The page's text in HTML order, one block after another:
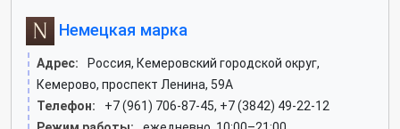
Немецкая марка
Адрес:
Россия, Кемеровский городской округ,
Кемерово, проспект Ленина, 59А
Телефон:
+7 (961) 706-87-45, +7 (3842) 49-22-12